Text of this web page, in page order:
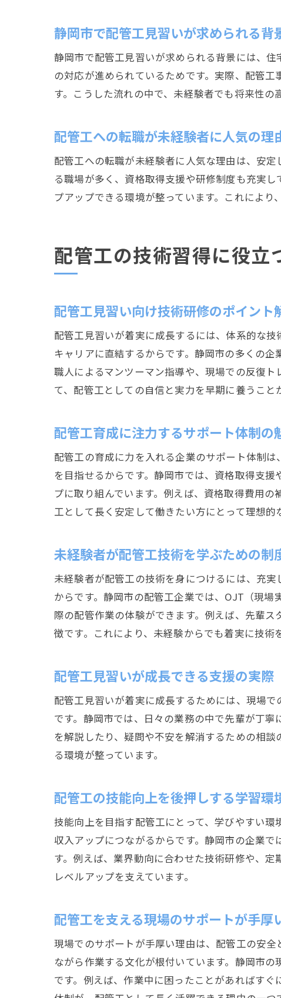
静岡市で配管工見習いが求められる背
静岡市で配管工見習いが求められる背景には、
の対応が進められているためです。実際、配管
す。こうした流れの中で、未経験者でも将来性の
配管工への転職が未経験者に人気の理
配管工への転職が未経験者に人気な理由は、安
る職場が多く、資格取得支援や研修制度も充実
プアップできる環境が整っています。これにより
配管工の技術習得に役立
配管工見習い向け技術研修のポイント
配管工見習いが着実に成長するには、体系的な
キャリアに直結するからです。静岡市の多くの
職人によるマンツーマン指導や、現場での反復
て、配管工としての自信と実力を早期に養うこと
配管工育成に注力するサポート体制の
配管工の育成に力を入れる企業のサポート体制
を目指せるからです。静岡市では、資格取得支
プに取り組んでいます。例えば、資格取得費用
工として長く安定して働きたい方にとって理想的
未経験者が配管工技術を学ぶための制
未経験者が配管工の技術を身につけるには、充
からです。静岡市の配管工企業では、OJT（現
際の配管作業の体験ができます。例えば、先輩
徴です。これにより、未経験からでも着実に技術
配管工見習いが成長できる支援の実際
配管工見習いが着実に成長するためには、現場
です。静岡市では、日々の業務の中で先輩が丁
を解説したり、疑問や不安を解消するための相
る環境が整っています。
配管工の技能向上を後押しする学習環
技能向上を目指す配管工にとって、学びやすい
収入アップにつながるからです。静岡市の企業
す。例えば、業界動向に合わせた技術研修や、
レベルアップを支えています。
配管工を支える現場のサポートが手厚
現場でのサポートが手厚い理由は、配管工の安
ながら作業する文化が根付いています。静岡市
です。例えば、作業中に困ったことがあればす